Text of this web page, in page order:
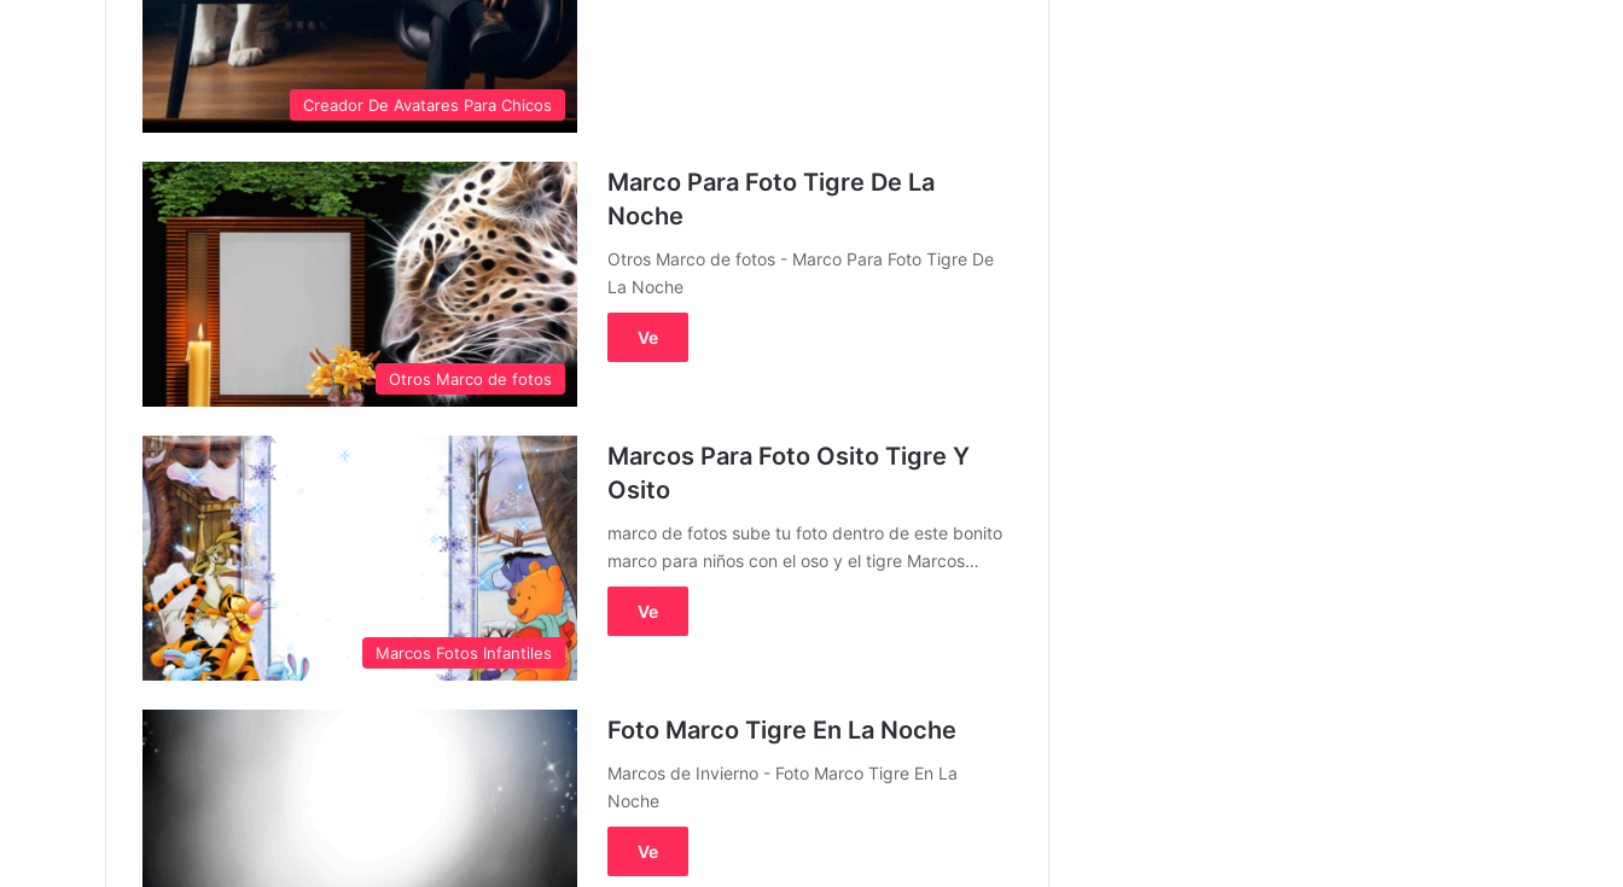
Creador De Avatares Para Chicos
Otros Marco de fotos
Marco Para Foto Tigre De La
Noche
Otros Marco de fotos - Marco Para Foto Tigre De
La Noche
Ve
Marcos Fotos Infantiles
Marcos Para Foto Osito Tigre Y
Osito
marco de fotos sube tu foto dentro de este bonito
marco para niños con el oso y el tigre Marcos…
Ve
Foto Marco Tigre En La Noche
Marcos de Invierno - Foto Marco Tigre En La
Noche
Ve